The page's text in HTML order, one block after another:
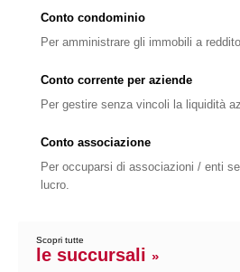
Conto condominio
Per amministrare gli immobili a
Conto corrente per aziende
Per gestire senza vincoli la liquidità
Conto associazione
Per occuparsi di associazioni / enti
lucro.
Scopri tutte
le succursali »